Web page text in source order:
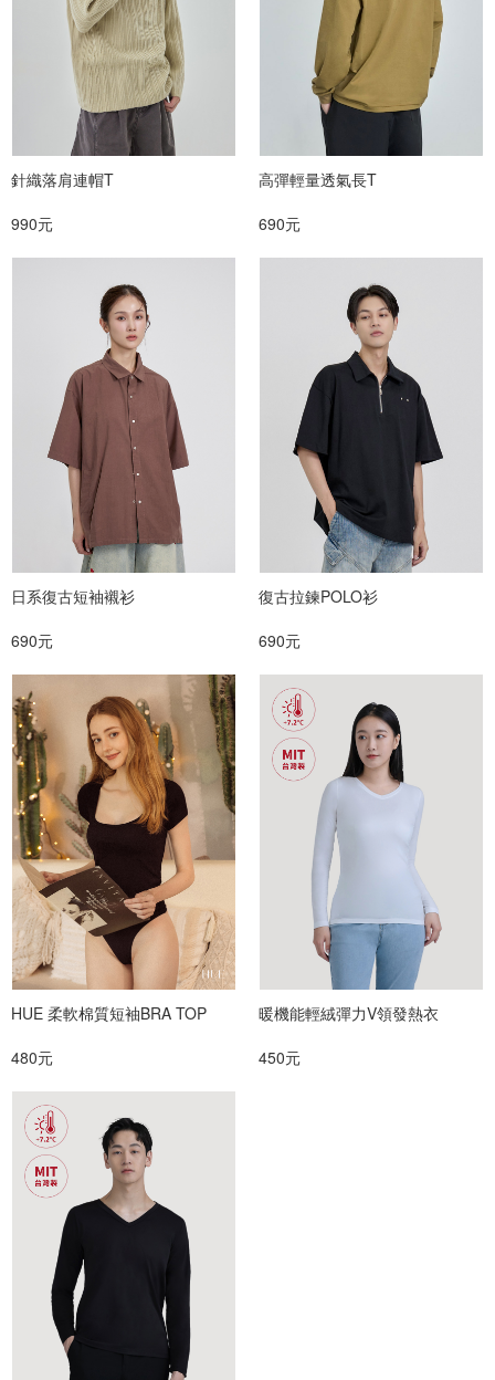
針織落肩連帽T
990元
高彈輕量透氣長T
690元
日系復古短袖襯衫
690元
復古拉鍊POLO衫
690元
HUE 柔軟棉質短袖BRA TOP
480元
暖機能輕絨彈力V領發熱衣
450元